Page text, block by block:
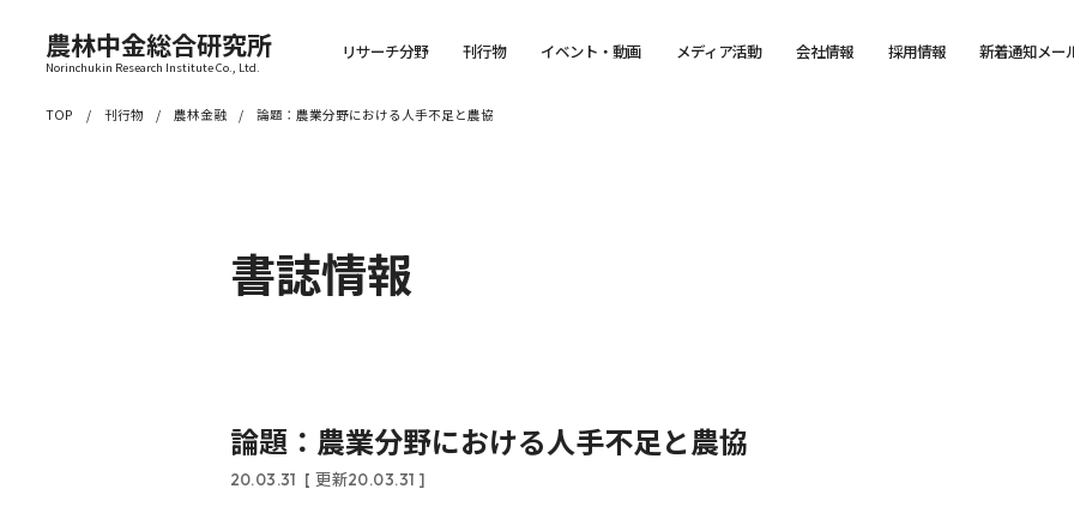
農林中金総合研究所
Norinchukin Research Institute Co., Ltd.
リサーチ分野 刊行物 イベント・動画 メディア活動 会社情報 採用情報 新着通知メー
TOP 刊行物 農林金融 論題：農業分野における人手不足と農協
書誌情報
論題：農業分野における人手不足と農協
20.03.31 [ 更新20.03.31 ]